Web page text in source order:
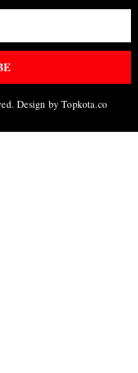
Design by Topkota.co